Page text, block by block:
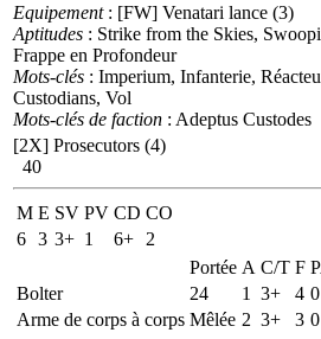
Equipement: [FW] Venatari lance (3)
Aptitudes : Strike from the Skies,
Frappe en Profondeur
Mots-clés : Imperium, Infanterie,
Custodians, Vol
Mots-clés de faction : Adeptus Custodes
[2X] Prosecutors (4)
40
M E SV PV CD CO
6 3 3+ 1 6+
2
Portée A C/T F
Bolter
24 1 3+ 4 0
Arme de corps à corps Mêlée 2 3+ 3 0